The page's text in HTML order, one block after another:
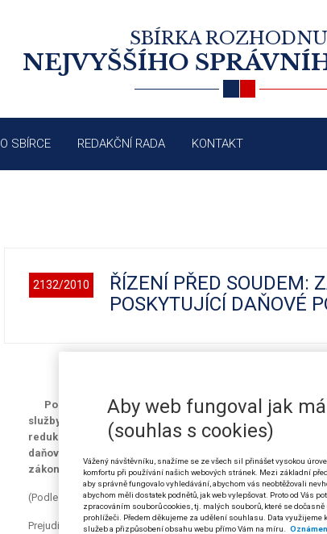
SBÍRKA
NEJVYŠŠÍHO
O SBÍRCE REDAKČNÍ RADA KONTAKT
2132/2010
ŘÍZENÍ PŘED SOUDEM:
POSKYTUJÍCÍ DAŇOVÉ
Řízení před soudem: zastoupení
Pokud zákon č. 523/1992 Sb., o daňovém poradenství
služby poskytovaly i k tomu určené právnické osoby,
redukovat toliko na osoby fyzické – daňové poradce. V
daňovým poradcem, ale i obchodní společností, popř.
zákona.
(Podle rozsudku Nejvyššího správního soudu ze dne 6. 8. 2010,
Prejudikatura: stanovisko pléna Ústavního soudu č. 1/1996 Sb.
Aby web fungoval jak má
(souhlas s cookies)
Vážený návštěvníku, snažíme se ze všech sil přinášet vysokou
komfortu při používání našich webových stránek. Mezi základní
aby správně fungovalo vyhledávání, abychom vás neobtěžovali
abychom měli dostatek podnětů, jak web vylepšovat. Proto od Vás
zpracováním souborů cookies, tj. malých souborů, které se dočasně
prohlížeči. Předem děkujeme za udělení souhlasu. Data využijeme
služeb a přizpůsobení obsahu webu přímo Vám na míru.